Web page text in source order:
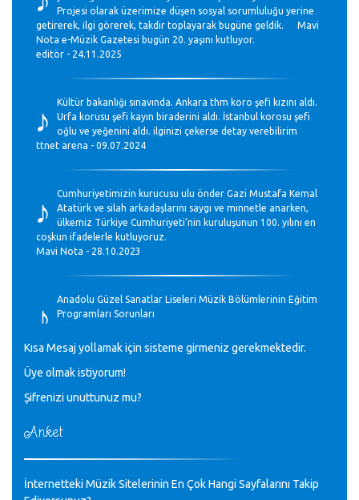
Projesi olarak üzerimize düşen sosyal sorumluluğu yerine
getirerek, ilgi görerek, takdir toplayarak bugüne geldik. Mavi
Nota e-Müzik Gazetesi bugün 20. yaşını kutluyor.
editör - 24.11.2025
♪
Kültür bakanlığı sınavında. Ankara thm koro şefi kızını aldı.
Urfa korusu şefi kayın biraderini aldı. İstanbul korosu şefi
oğlu ve yeğenini aldı. ilginizi çekerse detay verebilirim
ttnet arena - 09.07.2024
♪
Cumhuriyetimizin kurucusu ulu önder Gazi Mustafa Kemal
Atatürk ve silah arkadaşlarını saygı ve minnetle anarken,
ülkemiz Türkiye Cumhuriyeti’nin kuruluşunun 100. yılını en
coşkun ifadelerle kutluyoruz.
Mavi Nota - 28.10.2023
♪
Anadolu Güzel Sanatlar Liseleri Müzik Bölümlerinin Eğitim
Programları Sorunları
♪
GEÇMİŞ OLSUN TÜRKİYE!
Mavi Nota - 07.02.2023
♪
30 yıl sonra karşılaşmak çok güzel Kurtuluş, teveccüh
M.Semih Baylan - 08.01.2023
Kısa Mesaj yollamak için sisteme girmeniz gerekmektedir.
Üye olmak istiyorum!
Şifrenizi unuttunuz mu?
Anket
İnternetteki Müzik Sitelerinin En Çok Hangi Sayfalarını Takip